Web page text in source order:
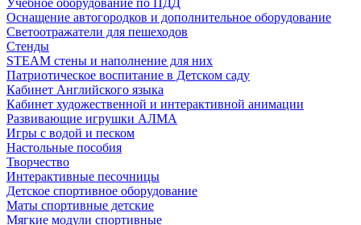
Учебное оборудование по ПДД
Оснащение автогородков и дополнительное оборудование
Светоотражатели для пешеходов
Стенды
STEAM стены и наполнение для них
Патриотическое воспитание в Детском саду
Кабинет Английского языка
Кабинет художественной и интерактивной анимации
Развивающие игрушки АЛМА
Игры с водой и песком
Настольные пособия
Творчество
Интерактивные песочницы
Детское спортивное оборудование
Маты спортивные детские
Мягкие модули спортивные